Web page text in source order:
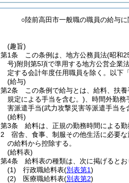
○陸前高田市一般職の職員の給与に
(趣旨)
第1条
この条例は、地方公務員法(昭和
号)附則第5項で準用する地方公営企業
定する会計年度任用職員を除く。以下
(給与)
第2条
この条例で給与とは、給料、扶
規定による手当を含む。) 、時間外勤
害派遣手当(武力攻撃災害等派遣手当を
(給料)
第3条
給料は、正規の勤務時間による
2
宿舎、食事、制服その他生活に必要
の給料から控除する。
(給料表)
第4条
給料表の種類は、次に掲げると
(1)
行政職給料表(別表第1)
(2)
医療職給料表(別表第2)